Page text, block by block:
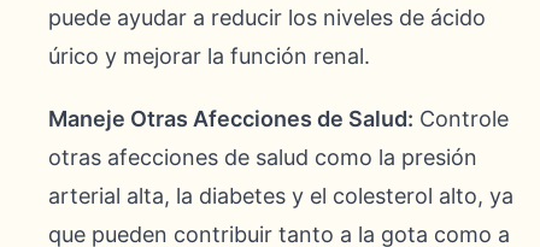
puede ayudar a reducir los niveles de ácido
úrico y mejorar la función renal.
Maneje Otras Afecciones de Salud: Controle
otras afecciones de salud como la presión
arterial alta, la diabetes y el colesterol alto, ya
que pueden contribuir tanto a la gota como a